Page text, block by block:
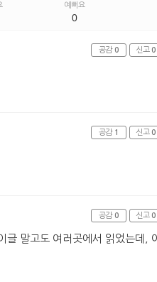
예뻐요
0
공감 0 신고 0
공감 1 신고 0
글 말고도 여러곳에서 읽었는데,
공감 0 신고 0